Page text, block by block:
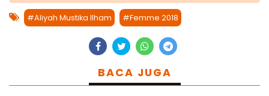
#Aliyah Mustika Ilham #Femme 2018
BACA JUGA